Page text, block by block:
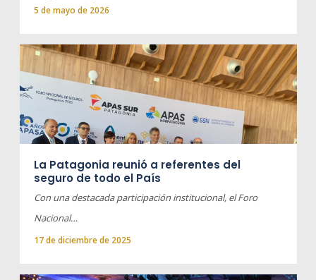
5 de mayo de 2026
La Patagonia reunió a referentes del
seguro de todo el País
Con una destacada participación institucional, el Foro
Nacional…
17 de diciembre de 2025